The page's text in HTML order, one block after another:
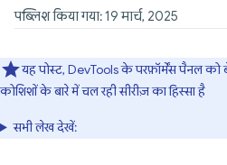
पब्लिश किया गया: 19 मार्च, 2025
यह पोस्ट, DevTools के परफ़ॉर्मेंस पैनल
कोशिशों के बारे में चल रही सीरीज़ का हिस्सा है
सभी लेख देखें: